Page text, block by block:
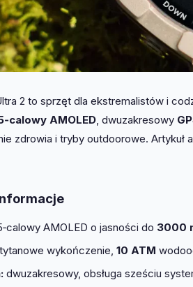
2 to sprzęt dla ekstremalistów i
AMOLED, dwuzakresowy
zdrowia i tryby outdoorowe.
AMOLED o jasności do 3000
wykończenie, 10 ATM
dwuzakresowy, obsługa sześciu